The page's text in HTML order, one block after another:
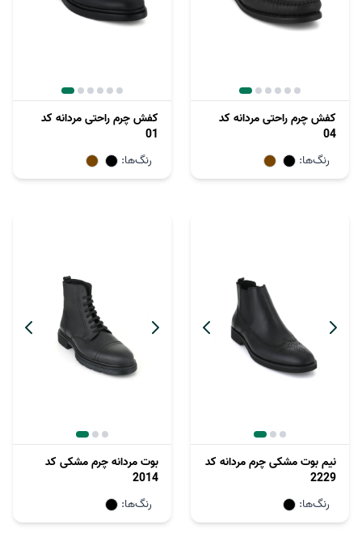
کفش چرم راحتی مردانه کد
04
رنگ‌ها:
کفش چرم راحتی مردانه کد
01
رنگ‌ها:
نیم بوت مشکی چرم مردانه کد
2229
رنگ‌ها:
بوت مردانه چرم مشکی کد
2014
رنگ‌ها: